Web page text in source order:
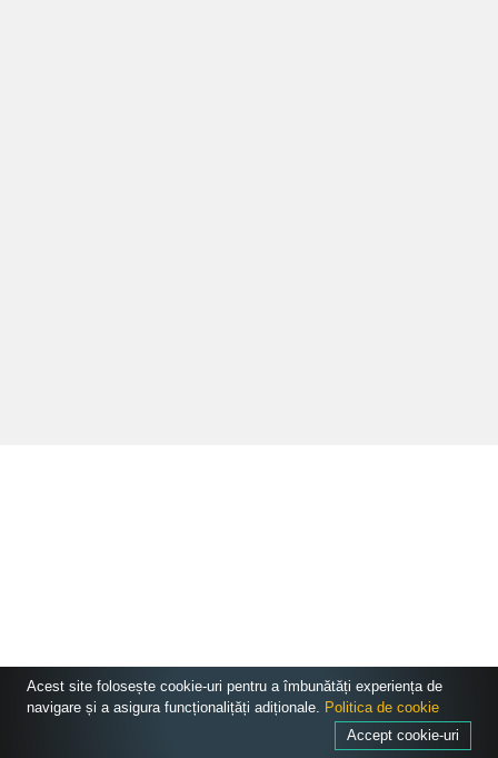
Acest site folosește cookie-uri pentru a îmbunătăți experiența de
navigare și a asigura funcționalițăți adiționale. Politica de cookie
Accept cookie-uri